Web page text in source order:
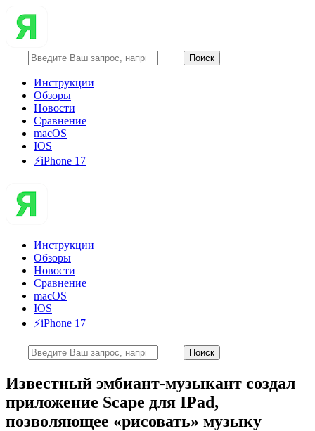
Инструкции
Обзоры
Новости
Сравнение
macOS
IOS
⚡️iPhone 17
Инструкции
Обзоры
Новости
Сравнение
macOS
IOS
⚡️iPhone 17
Известный эмбиант-музыкант создал
приложение Scape для IPad,
позволяющее «рисовать» музыку